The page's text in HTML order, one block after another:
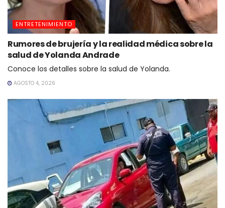
ENTRETENIMIENTO
Rumores de brujería y la realidad médica sobre la
salud de Yolanda Andrade
Conoce los detalles sobre la salud de Yolanda.
AGOSTO 4, 2026